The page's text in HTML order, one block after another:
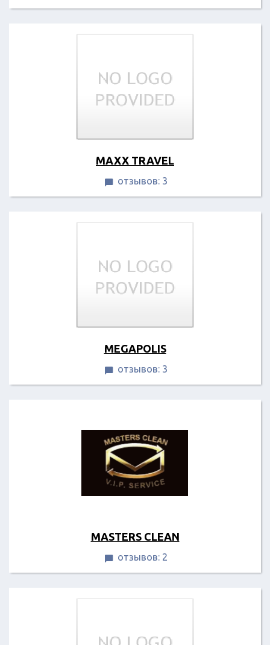
MAXX TRAVEL
 отзывов: 3
MEGAPOLIS
 отзывов: 3
MASTERS CLEAN
 отзывов: 2